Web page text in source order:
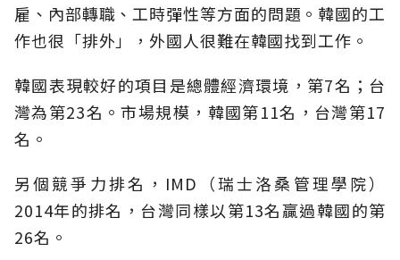
雇、內部轉職、工時彈性等方面的問題。韓國的工
作也很「排外」，外國人很難在韓國找到工作。
韓國表現較好的項目是總體經濟環境，第7名；台
灣為第23名。市場規模，韓國第11名，台灣第17
名。
另個競爭力排名，IMD（瑞士洛桑管理學院）
2014年的排名，台灣同樣以第13名贏過韓國的第
26名。